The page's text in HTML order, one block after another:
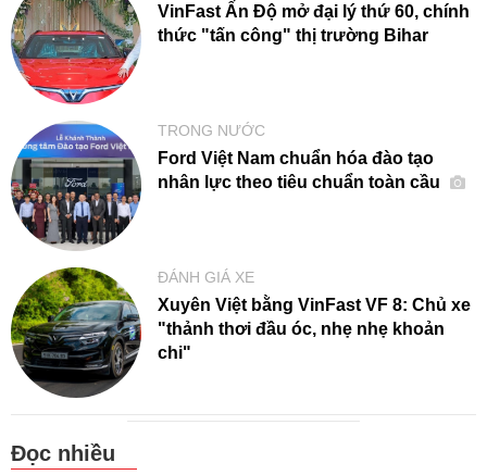
VinFast Ấn Độ mở đại lý thứ 60, chính
thức "tấn công" thị trường Bihar
TRONG NƯỚC
Ford Việt Nam chuẩn hóa đào tạo
nhân lực theo tiêu chuẩn toàn cầu
ĐÁNH GIÁ XE
Xuyên Việt bằng VinFast VF 8: Chủ xe
"thảnh thơi đầu óc, nhẹ nhẹ khoản
chi"
Đọc nhiều